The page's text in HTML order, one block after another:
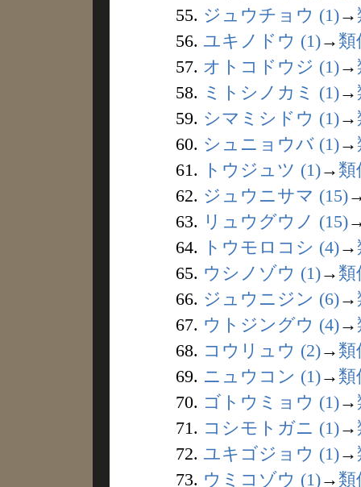
55. ジュウチョウ (1)→
56. ユキノドウ (1)→ 類
57. オトコドウジ (1)→
58. ミトシノカミ (1)→
59. シマミシドウ (1)→
60. シュニョウバ (1)→
61.
トウジュツ (1)→ 類
62. ジュウニサマ (15)
63. リュウグウノ (15)
64.
トウモロコシ (4)→
65. ウシノゾウ (1)→ 類
66. ジュウニジン (6)→
67. ウトジングウ (4)→
68. コウリュウ (2)→ 類
69. ニュウコン (1)→ 類
70. ゴトウミョウ (1)→
71. コシモトガニ (1)→
72. ユキゴジョウ (1)→
73. ウミコゾウ (1)→ 類